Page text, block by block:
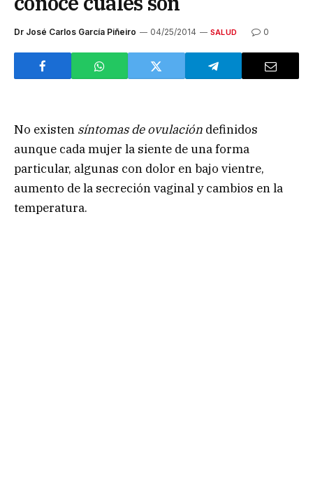
Dr José Carlos García Piñeiro 04/25/2014 SALUD 0
No existen síntomas de ovulación definidos
aunque cada mujer la siente de una forma
particular, algunas con dolor en bajo vientre,
aumento de la secreción vaginal y cambios en la
temperatura.